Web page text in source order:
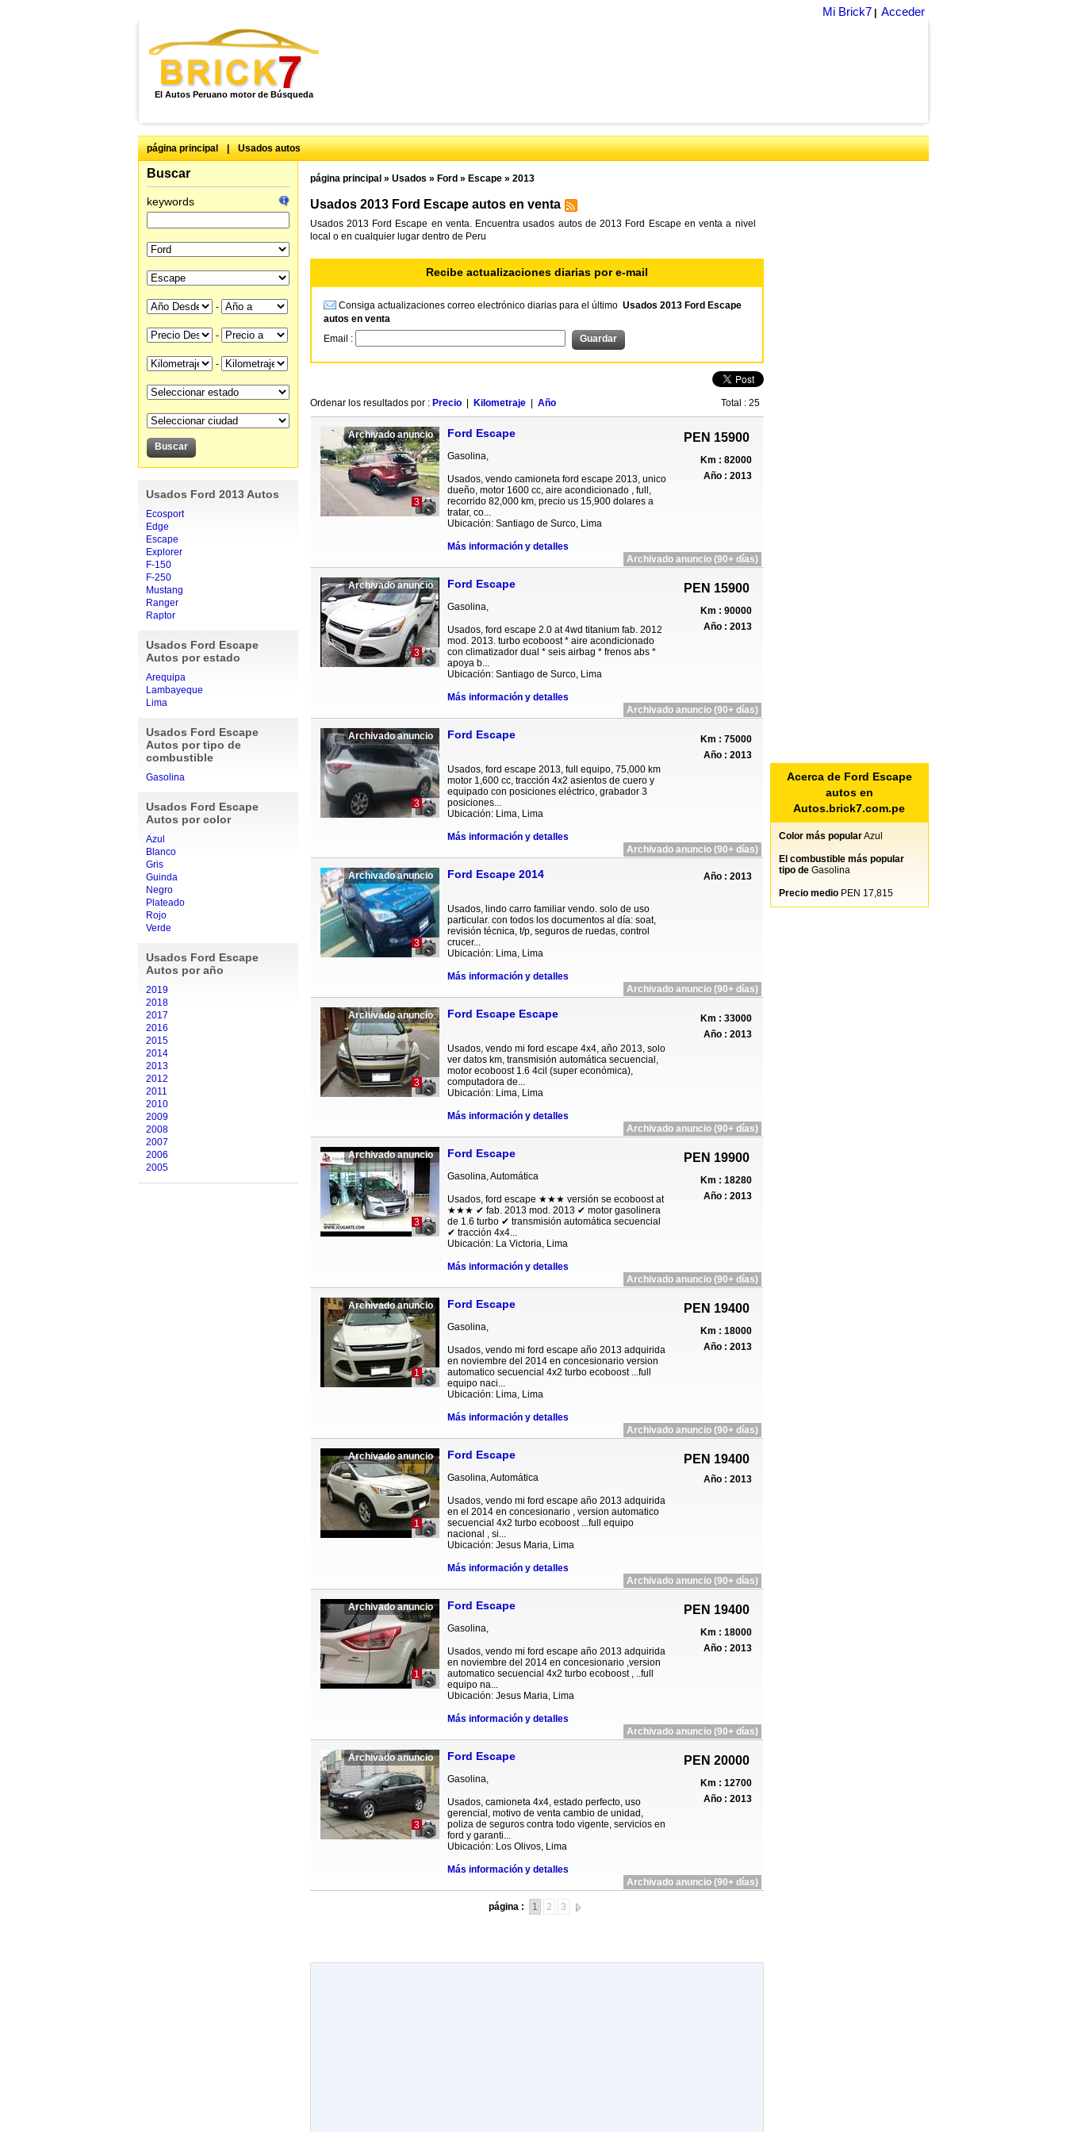
Mi Brick7 Acceder
El Autos Peruano motor de Búsqueda
página principal | Usados autos
Buscar
keywords
-
-
-
Usados Ford 2013 Autos
Ecosport
Edge
Escape
Explorer
F-150
F-250
Mustang
Ranger
Raptor
Usados Ford Escape
Autos por estado
Arequipa
Lambayeque
Lima
Usados Ford Escape
Autos por tipo de
combustible
Gasolina
Usados Ford Escape
Autos por color
Azul
Blanco
Gris
Guinda
Negro
Plateado
Rojo
Verde
Usados Ford Escape
Autos por año
2019
2018
2017
2016
2015
2014
2013
2012
2011
2010
2009
2008
2007
2006
2005
página principal » Usados » Ford » Escape» 2013
Usados 2013 Ford Escape autos en venta
Usados 2013 Ford Escape en venta. Encuentra usados autos de 2013 Ford Escape en venta a nivel
local o en cualquier lugar dentro de Peru
Recibe actualizaciones diarias por e-mail
Consiga actualizaciones correo electrónico diarias para el último Usados 2013 Ford Escape
autos en venta
Email :
Ordenar los resultados por : Precio| Kilometraje| Año Total : 25
Archivado anuncio
3
Ford Escape
Gasolina,
Usados, vendo camioneta ford escape 2013, unico
dueño, motor 1600 cc, aire acondicionado , full,
recorrido 82,000 km, precio us 15,900 dolares a
tratar, co...
Ubicación: Santiago de Surco, Lima
Más información y detalles
PEN 15900
Km : 82000
Año : 2013
Archivado anuncio (90+ días)
Archivado anuncio
3
Ford Escape
Gasolina,
Usados, ford escape 2.0 at 4wd titanium fab. 2012
mod. 2013. turbo ecoboost * aire acondicionado
con climatizador dual * seis airbag * frenos abs *
apoya b...
Ubicación: Santiago de Surco, Lima
Más información y detalles
PEN 15900
Km : 90000
Año : 2013
Archivado anuncio (90+ días)
Archivado anuncio
3
Ford Escape
Usados, ford escape 2013, full equipo, 75,000 km
motor 1,600 cc, tracción 4x2 asientos de cuero y
equipado con posiciones eléctrico, grabador 3
posiciones...
Ubicación: Lima, Lima
Más información y detalles
Km : 75000
Año : 2013
Archivado anuncio (90+ días)
Archivado anuncio
3
Ford Escape 2014
Usados, lindo carro familiar vendo. solo de uso
particular. con todos los documentos al día: soat,
revisión técnica, t/p, seguros de ruedas, control
crucer...
Ubicación: Lima, Lima
Más información y detalles
Año : 2013
Archivado anuncio (90+ días)
Archivado anuncio
3
Ford Escape Escape
Usados, vendo mi ford escape 4x4, año 2013, solo
ver datos km, transmisión automática secuencial,
motor ecoboost 1.6 4cil (super económica),
computadora de...
Ubicación: Lima, Lima
Más información y detalles
Km : 33000
Año : 2013
Archivado anuncio (90+ días)
Archivado anuncio
3
Ford Escape
Gasolina, Automática
Usados, ford escape ★★★ versión se ecoboost at
★★★ ✔ fab. 2013 mod. 2013 ✔ motor gasolinera
de 1.6 turbo ✔ transmisión automática secuencial
✔ tracción 4x4...
Ubicación: La Victoria, Lima
Más información y detalles
PEN 19900
Km : 18280
Año : 2013
Archivado anuncio (90+ días)
Archivado anuncio
1
Ford Escape
Gasolina,
Usados, vendo mi ford escape año 2013 adquirida
en noviembre del 2014 en concesionario version
automatico secuencial 4x2 turbo ecoboost ...full
equipo naci...
Ubicación: Lima, Lima
Más información y detalles
PEN 19400
Km : 18000
Año : 2013
Archivado anuncio (90+ días)
Archivado anuncio
1
Ford Escape
Gasolina, Automática
Usados, vendo mi ford escape año 2013 adquirida
en el 2014 en concesionario , version automatico
secuencial 4x2 turbo ecoboost ...full equipo
nacional , si...
Ubicación: Jesus Maria, Lima
Más información y detalles
PEN 19400
Año : 2013
Archivado anuncio (90+ días)
Archivado anuncio
1
Ford Escape
Gasolina,
Usados, vendo mi ford escape año 2013 adquirida
en noviembre del 2014 en concesionario ,version
automatico secuencial 4x2 turbo ecoboost , ..full
equipo na...
Ubicación: Jesus Maria, Lima
Más información y detalles
PEN 19400
Km : 18000
Año : 2013
Archivado anuncio (90+ días)
Archivado anuncio
3
Ford Escape
Gasolina,
Usados, camioneta 4x4, estado perfecto, uso
gerencial, motivo de venta cambio de unidad,
poliza de seguros contra todo vigente, servicios en
ford y garanti...
Ubicación: Los Olivos, Lima
Más información y detalles
PEN 20000
Km : 12700
Año : 2013
Archivado anuncio (90+ días)
página : 1 2 3
Acerca de Ford Escape
autos en
Autos.brick7.com.pe
Color más popularAzul
El combustible más popular
tipo deGasolina
Precio medioPEN 17,815